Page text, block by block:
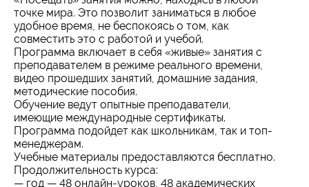
точке мира. Это позволит заниматься в любое
удобное время, не беспокоясь о том, как
совместить это с работой и учебой.
Программа включает в себя «живые» занятия с
преподавателем в режиме реального времени,
видео прошедших занятий, домашние задания,
методические пособия.
Обучение ведут опытные преподаватели,
имеющие международные сертификаты.
Программа подойдет как школьникам, так и топ-
менеджерам.
Учебные материалы предоставляются бесплатно.
Продолжительность курса:
— год — 48 онлайн-уроков, 48 академических